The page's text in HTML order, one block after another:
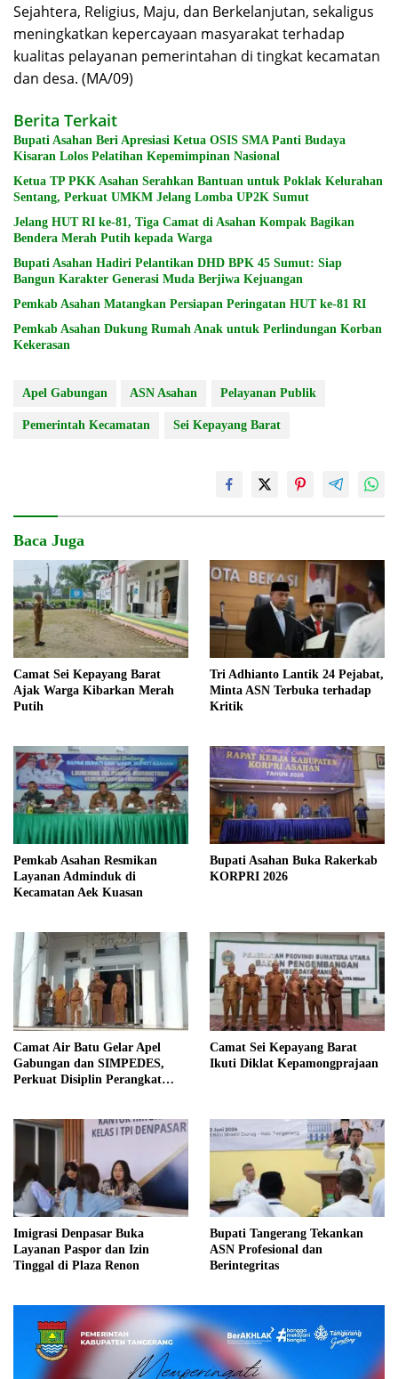
Sejahtera, Religius, Maju, dan Berkelanjutan, sekaligus
meningkatkan kepercayaan masyarakat terhadap
kualitas pelayanan pemerintahan di tingkat kecamatan
dan desa. (MA/09)
Berita Terkait
Bupati Asahan Beri Apresiasi Ketua OSIS SMA Panti Budaya
Kisaran Lolos Pelatihan Kepemimpinan Nasional
Ketua TP PKK Asahan Serahkan Bantuan untuk Poklak Kelurahan
Sentang, Perkuat UMKM Jelang Lomba UP2K Sumut
Jelang HUT RI ke-81, Tiga Camat di Asahan Kompak Bagikan
Bendera Merah Putih kepada Warga
Bupati Asahan Hadiri Pelantikan DHD BPK 45 Sumut: Siap
Bangun Karakter Generasi Muda Berjiwa Kejuangan
Pemkab Asahan Matangkan Persiapan Peringatan HUT ke-81 RI
Pemkab Asahan Dukung Rumah Anak untuk Perlindungan Korban
Kekerasan
Apel Gabungan ASN Asahan Pelayanan Publik
Pemerintah Kecamatan Sei Kepayang Barat
Baca Juga
Camat Sei Kepayang Barat
Ajak Warga Kibarkan Merah
Putih
Tri Adhianto Lantik 24 Pejabat,
Minta ASN Terbuka terhadap
Kritik
Pemkab Asahan Resmikan
Layanan Adminduk di
Kecamatan Aek Kuasan
Bupati Asahan Buka Rakerkab
KORPRI 2026
Camat Air Batu Gelar Apel
Gabungan dan SIMPEDES,
Perkuat Disiplin Perangkat
Camat Sei Kepayang Barat
Ikuti Diklat Kepamongprajaan
Imigrasi Denpasar Buka
Layanan Paspor dan Izin
Tinggal di Plaza Renon
Bupati Tangerang Tekankan
ASN Profesional dan
Berintegritas